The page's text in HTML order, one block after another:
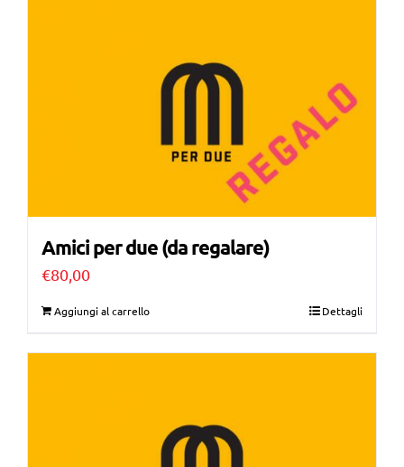
Amici per due (da regalare)
€80,00
Aggiungi al carrello Dettagli